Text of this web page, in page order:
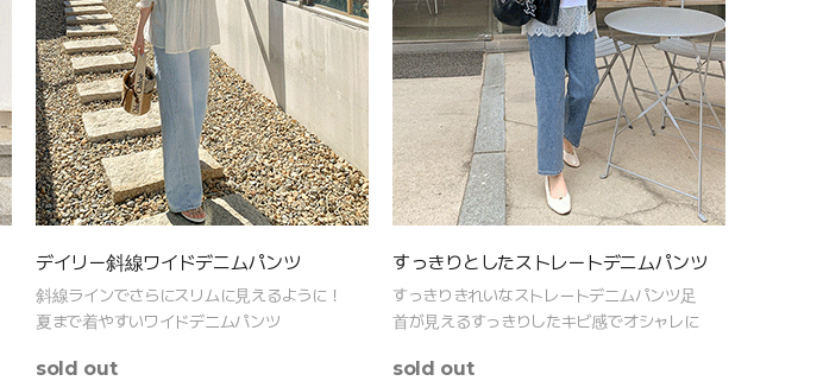
デイリー斜線ワイドデニムパンツ
斜線ラインでさらにスリムに見えるように！
夏まで着やすいワイドデニムパンツ
sold out
すっきりとしたストレートデニムパンツ
すっきりきれいなストレートデニムパンツ足
首が見えるすっきりしたキビ感でオシャレに
sold out